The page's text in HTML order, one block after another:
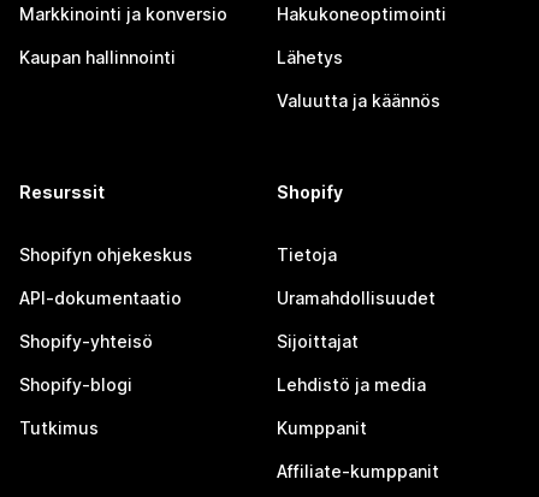
Markkinointi ja konversio
Kaupan hallinnointi
Hakukoneoptimointi
Lähetys
Valuutta ja käännös
Resurssit
Shopifyn ohjekeskus
API-dokumentaatio
Shopify-yhteisö
Shopify-blogi
Tutkimus
Shopify
Tietoja
Uramahdollisuudet
Sijoittajat
Lehdistö ja media
Kumppanit
Affiliate-kumppanit